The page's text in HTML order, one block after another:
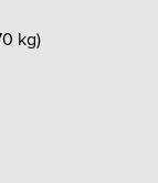
kg)